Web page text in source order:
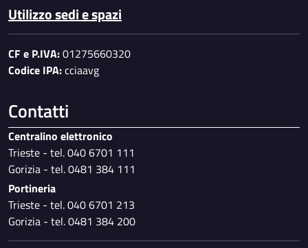
Utilizzo sedi e spazi
CF e P.IVA:01275660320
Codice IPA:cciaavg
Contatti
Centralino elettronico
Trieste - tel. 040 6701 111
Gorizia - tel. 0481 384 111
Portineria
Trieste - tel. 040 6701 213
Gorizia - tel. 0481 384 200